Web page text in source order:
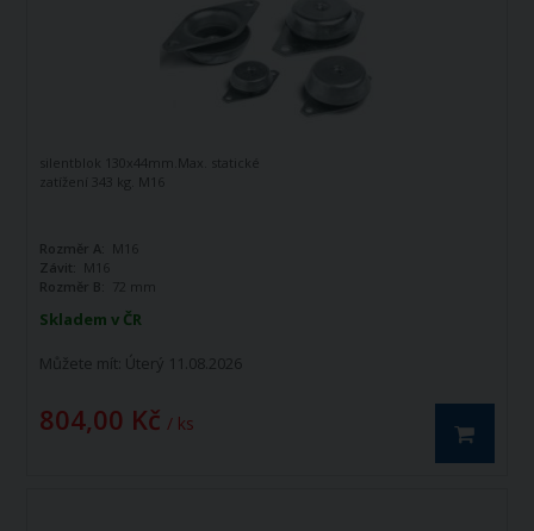
Skladem v ČR
Můžete mít: Úterý 11.08.2026
804,00 Kč / ks
silentblok 130x44mm.Max. statické
zatížení 343 kg. M16
Rozměr A: M16
Závit: M16
Rozměr B:
72 mm